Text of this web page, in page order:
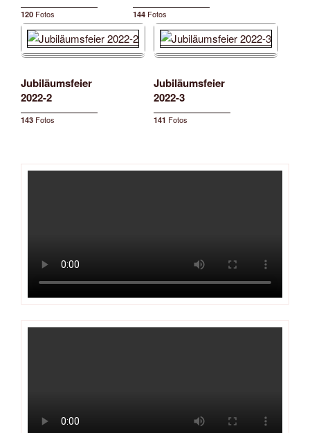
120 Fotos 144 Fotos
Jubiläumsfeier
2022-2
143 Fotos
Jubiläumsfeier
2022-3
141 Fotos